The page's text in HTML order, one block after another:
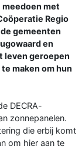
met
Regio
gemeenten
en
leven geroepen
maken om hun
DECRA-
zonnepanelen.
die erbij komt
om hier aan te